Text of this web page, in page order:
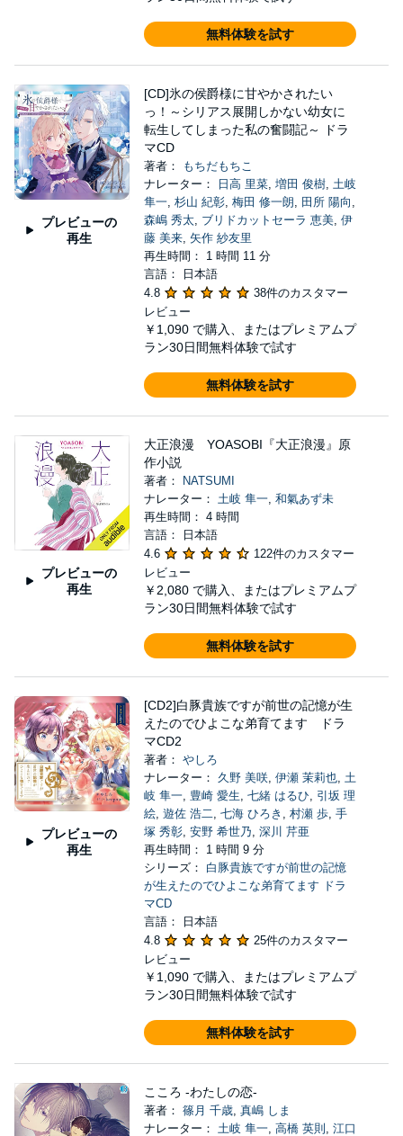
無料体験を試す
プレビューの
再生
[CD]氷の侯爵様に甘やかされたい
っ！～シリアス展開しかない幼女に
転生してしまった私の奮闘記～ ドラ
マCD
著者：
もちだもちこ
ナレーター：
日高 里菜, 増田 俊樹, 土岐
隼一, 杉山 紀彰, 梅田 修一朗, 田所 陽向 ,
森嶋 秀太, ブリドカットセーラ 恵美, 伊
藤 美来, 矢作 紗友里
再生時間： 1 時間 11 分
言語： 日本語
4.8
38件のカスタマー
レビュー
￥1,090 で購入、またはプレミアムプ
ラン30日間無料体験で試す
無料体験を試す
プレビューの
再生
大正浪漫 YOASOBI『大正浪漫』原
作小説
著者：
NATSUMI
ナレーター： 土岐 隼一, 和氣あず未
再生時間： 4 時間
言語： 日本語
4.6
122件のカスタマー
レビュー
￥2,080 で購入、またはプレミアムプ
ラン30日間無料体験で試す
無料体験を試す
プレビューの
再生
[CD2]白豚貴族ですが前世の記憶が生
えたのでひよこな弟育てます ドラ
マCD2
著者： やしろ
ナレーター： 久野 美咲, 伊瀬 茉莉也, 土
岐 隼一, 豊崎 愛生, 七緒 はるひ, 引坂 理
絵, 遊佐 浩二, 七海 ひろき , 村瀬 歩, 手
塚 秀彰, 安野 希世乃, 深川 芹亜
再生時間： 1 時間 9 分
シリーズ： 白豚貴族ですが前世の記憶
が生えたのでひよこな弟育てます ドラ
マCD
言語： 日本語
4.8
25件のカスタマー
レビュー
￥1,090 で購入、またはプレミアムプ
ラン30日間無料体験で試す
無料体験を試す
こころ -わたしの恋-
著者： 篠月 千歳, 真嶋 しま
ナレーター： 土岐 隼一, 高橋 英則 , 江口